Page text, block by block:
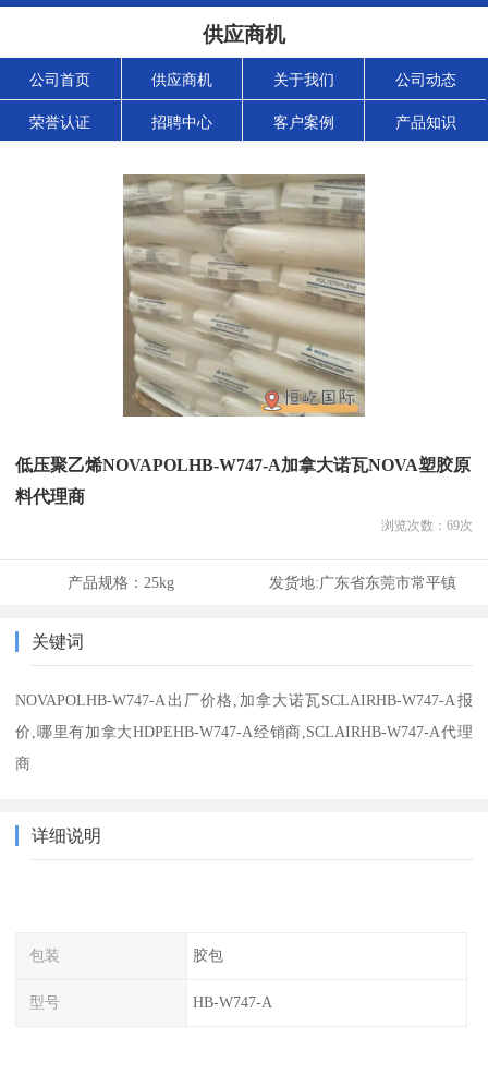
供应商机
公司首页 供应商机 关于我们 公司动态
荣誉认证 招聘中心 客户案例 产品知识
低压聚乙烯NOVAPOLHB-W747-A加拿大诺瓦NOVA塑胶原
料代理商
浏览次数： 69次
产品规格： 25kg 发货地:广东省东莞市常平镇
关键词
NOVAPOLHB-W747-A出厂价格,加拿大诺瓦SCLAIRHB-W747-A报
价,哪里有加拿大HDPEHB-W747-A经销商,SCLAIRHB-W747-A代理
商
详细说明
包装 胶包
型号 HB-W747-A